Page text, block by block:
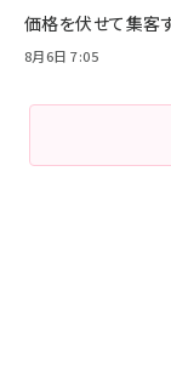
価格を伏せて集客
8月6日 7:05